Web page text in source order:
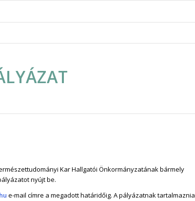
Kar Hallgatói Önkormányzatának bármely
nyújt be.
e-mail címre a megadott határidőig. A pályázatnak tartalmaznia